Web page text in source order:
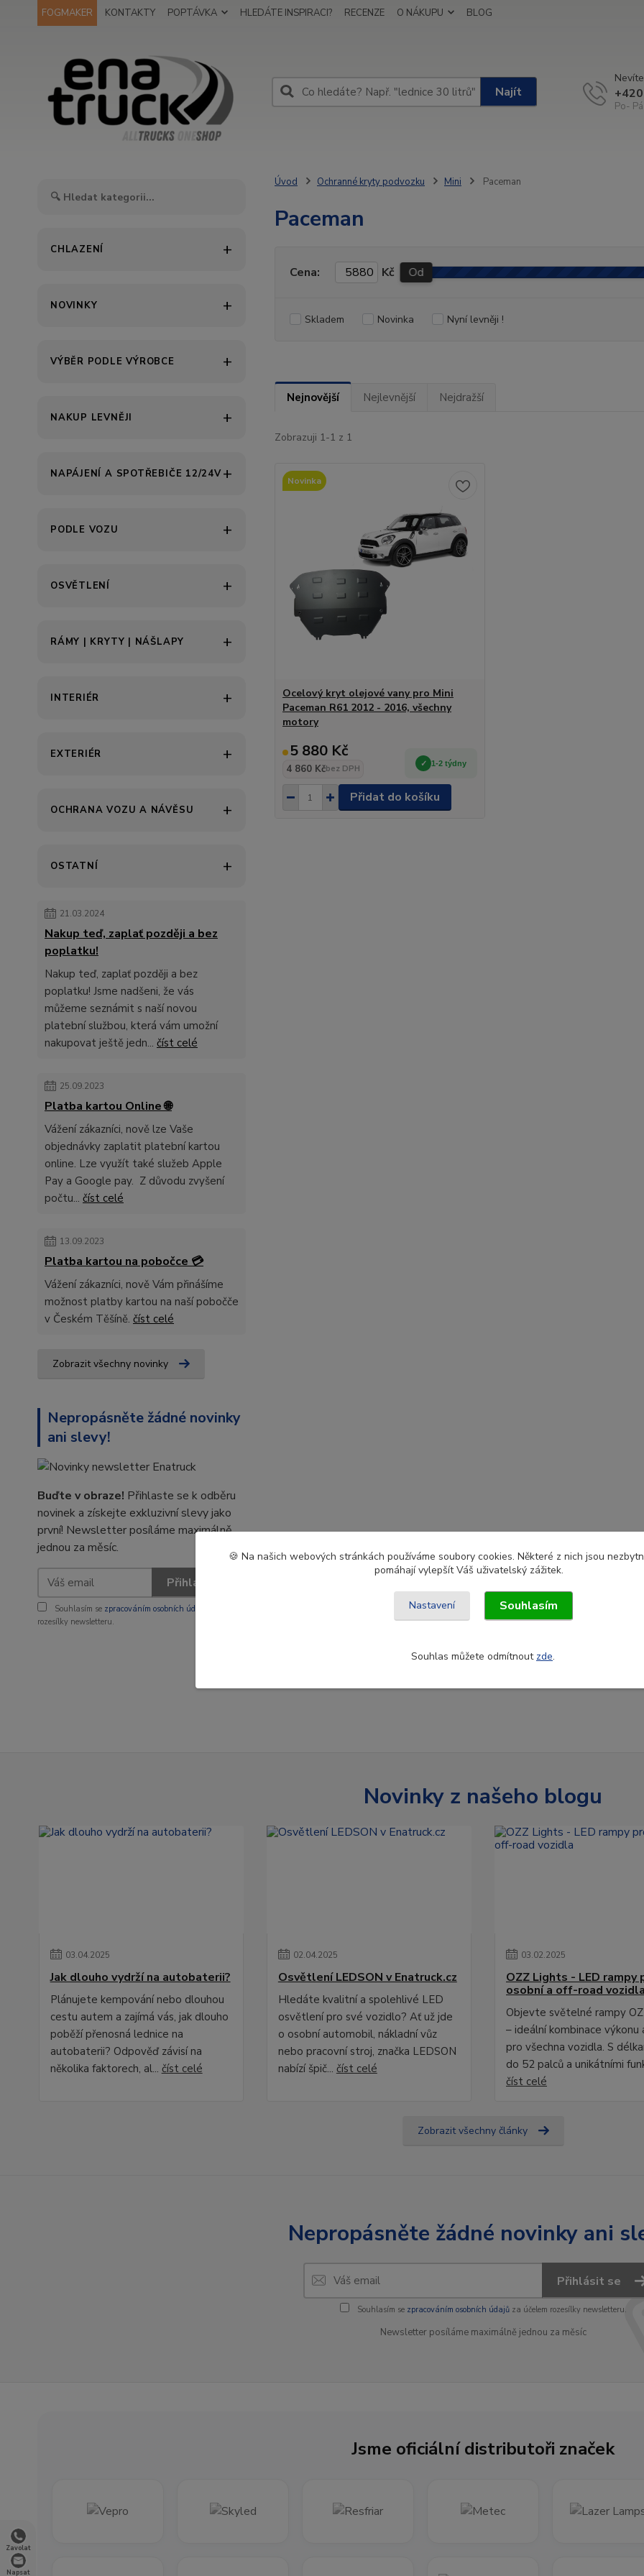
Zavolat
Napsat
FOGMAKER KONTAKTY POPTÁVKA HLEDÁTE INSPIRACI? RECENZE O NÁKUPU BLOG
Najít
Po-
CHLAZENÍ
NOVINKY
VÝBĚR PODLE VÝROBCE
NAKUP LEVNĚJI
NAPÁJENÍ A SPOTŘEBIČE 12/24V
PODLE VOZU
OSVĚTLENÍ
RÁMY | KRYTY | NÁŠLAPY
INTERIÉR
EXTERIÉR
OCHRANA VOZU A NÁVĚSU
OSTATNÍ
21.03.2024
Nakup teď, zaplať později a bez
poplatku!
Nakup teď, zaplať později a bez
poplatku! Jsme nadšeni, že vás
můžeme seznámit s naší novou
platební službou, která vám umožní
nakupovat ještě jedn... číst celé
25.09.2023
Platba kartou Online 🌐
Vážení zákazníci, nově lze Vaše
objednávky zaplatit platební kartou
online. Lze využít také služeb Apple
Pay a Google pay. Z důvodu zvyšení
počtu... číst celé
13.09.2023
Platba kartou na pobočce 💳
Vážení zákazníci, nově Vám přinášíme
možnost platby kartou na naší pobočče
v Českém Těšíně. číst celé
Zobrazit všechny novinky
Nepropásněte žádné novinky
ani slevy!
Buďte v obraze! Přihlaste se k odběru
novinek a získejte exkluzivní slevy jako
první! Newsletter posíláme maximálně
jednou za měsíc.
Přihlásit se
Souhlasím se zpracováním osobních údajů
rozesílky newsletteru.
Úvod Ochranné kryty podvozku Mini Paceman
Paceman
Cena: Kč Od
Skladem Novinka Nyní levněji !
Nejnovější Nejlevnější Nejdražší
Zobrazuji 1-1 z 1
Novinka
Ocelový kryt olejové vany pro Mini
Paceman R61 2012 - 2016, všechny
motory
5 880 Kč
4 860 Kčbez DPH
1-2 týdny
Přidat do košíku
Novinky z našeho blogu
03.04.2025
Jak dlouho vydrží na autobaterii?
Plánujete kempování nebo dlouhou
cestu autem a zajímá vás, jak dlouho
poběží přenosná lednice na
autobaterii? Odpověď závisí na
několika faktorech, al... číst celé
02.04.2025
Osvětlení LEDSON v Enatruck.cz
Hledáte kvalitní a spolehlivé LED
osvětlení pro své vozidlo? Ať už jde
o osobní automobil, nákladní vůz
nebo pracovní stroj, značka LEDSON
nabízí špič... číst celé
03.02.2025
OZZ Lights - LED rampy
osobní a off-road vozidla
Objevte světelné rampy
– ideální kombinace výkonu
pro všechna vozidla. S
do 52 palců a unikátními
číst celé
Zobrazit všechny články
Nepropásněte žádné novinky ani
Přihlásit se
Souhlasím se zpracováním osobních údajůza účelem rozesílky newsletteru.
Newsletter posíláme maximálně jednou za měsíc
Jsme oficiální distributoři značek
🍪 Na našich webových stránkách používáme soubory cookies. Některé z nich jsou
pomáhají vylepšít Váš uživatelský zážitek.
Nastavení Souhlasím
Souhlas můžete odmítnout zde.